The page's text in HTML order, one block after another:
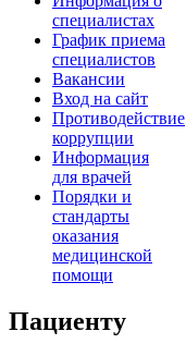
специалистах
График приема
специалистов
Вакансии
Вход на сайт
Противодействие
коррупции
Информация
для врачей
Порядки и
стандарты
оказания
медицинской
помощи
Пациенту